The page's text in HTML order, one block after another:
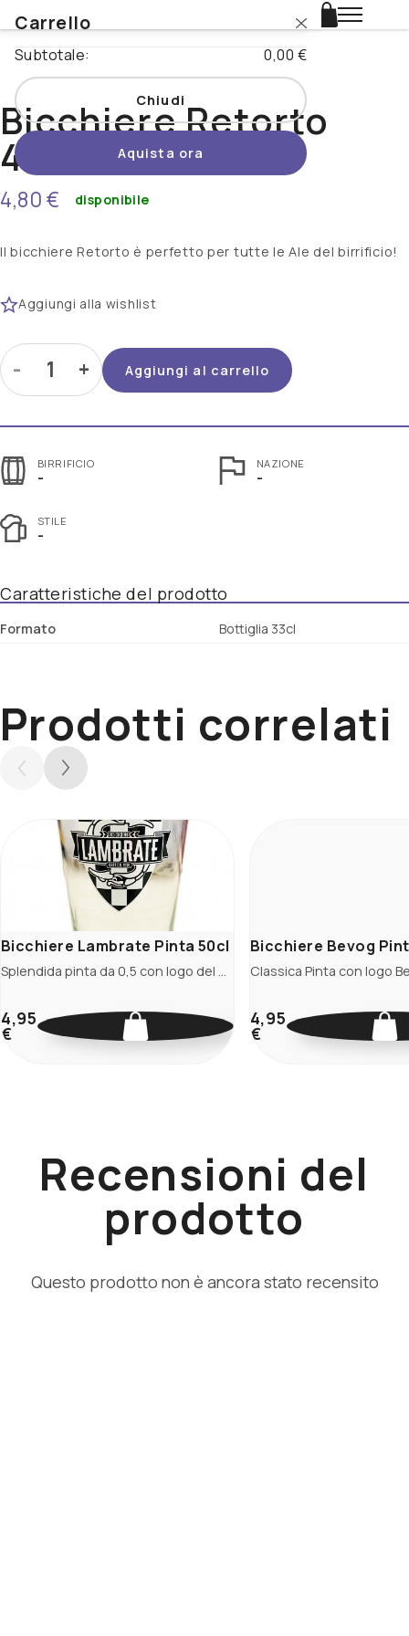
Login
Catalogo
Stili
Nazioni
Novità
Contatti
Carrello
Subtotale: 0,00 €
Chiudi
Aquista ora
BIRRIFICIO
-
NAZIONE
-
STILE
-
Bicchiere Retorto
40cl
4,80 € disponibile
Il bicchiere Retorto è perfetto per tutte le Ale del birrificio!
Aggiungi alla wishlist
- + Aggiungi al carrello
Caratteristiche del prodotto
Formato Bottiglia 33cl
Prodotti correlati
Bicchiere Lambrate Pinta 50cl
Splendida pinta da 0,5 con logo del Birrificio di Lambrate.
4,95
€
Bicchiere Bevog
4,95
€
Recensioni del
prodotto
Questo prodotto non è ancora stato recensito